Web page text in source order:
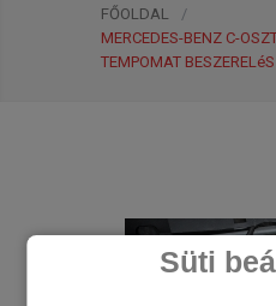
Süti
FŐOLDAL
/
MERCEDES-BENZ C-
TEMPOMAT